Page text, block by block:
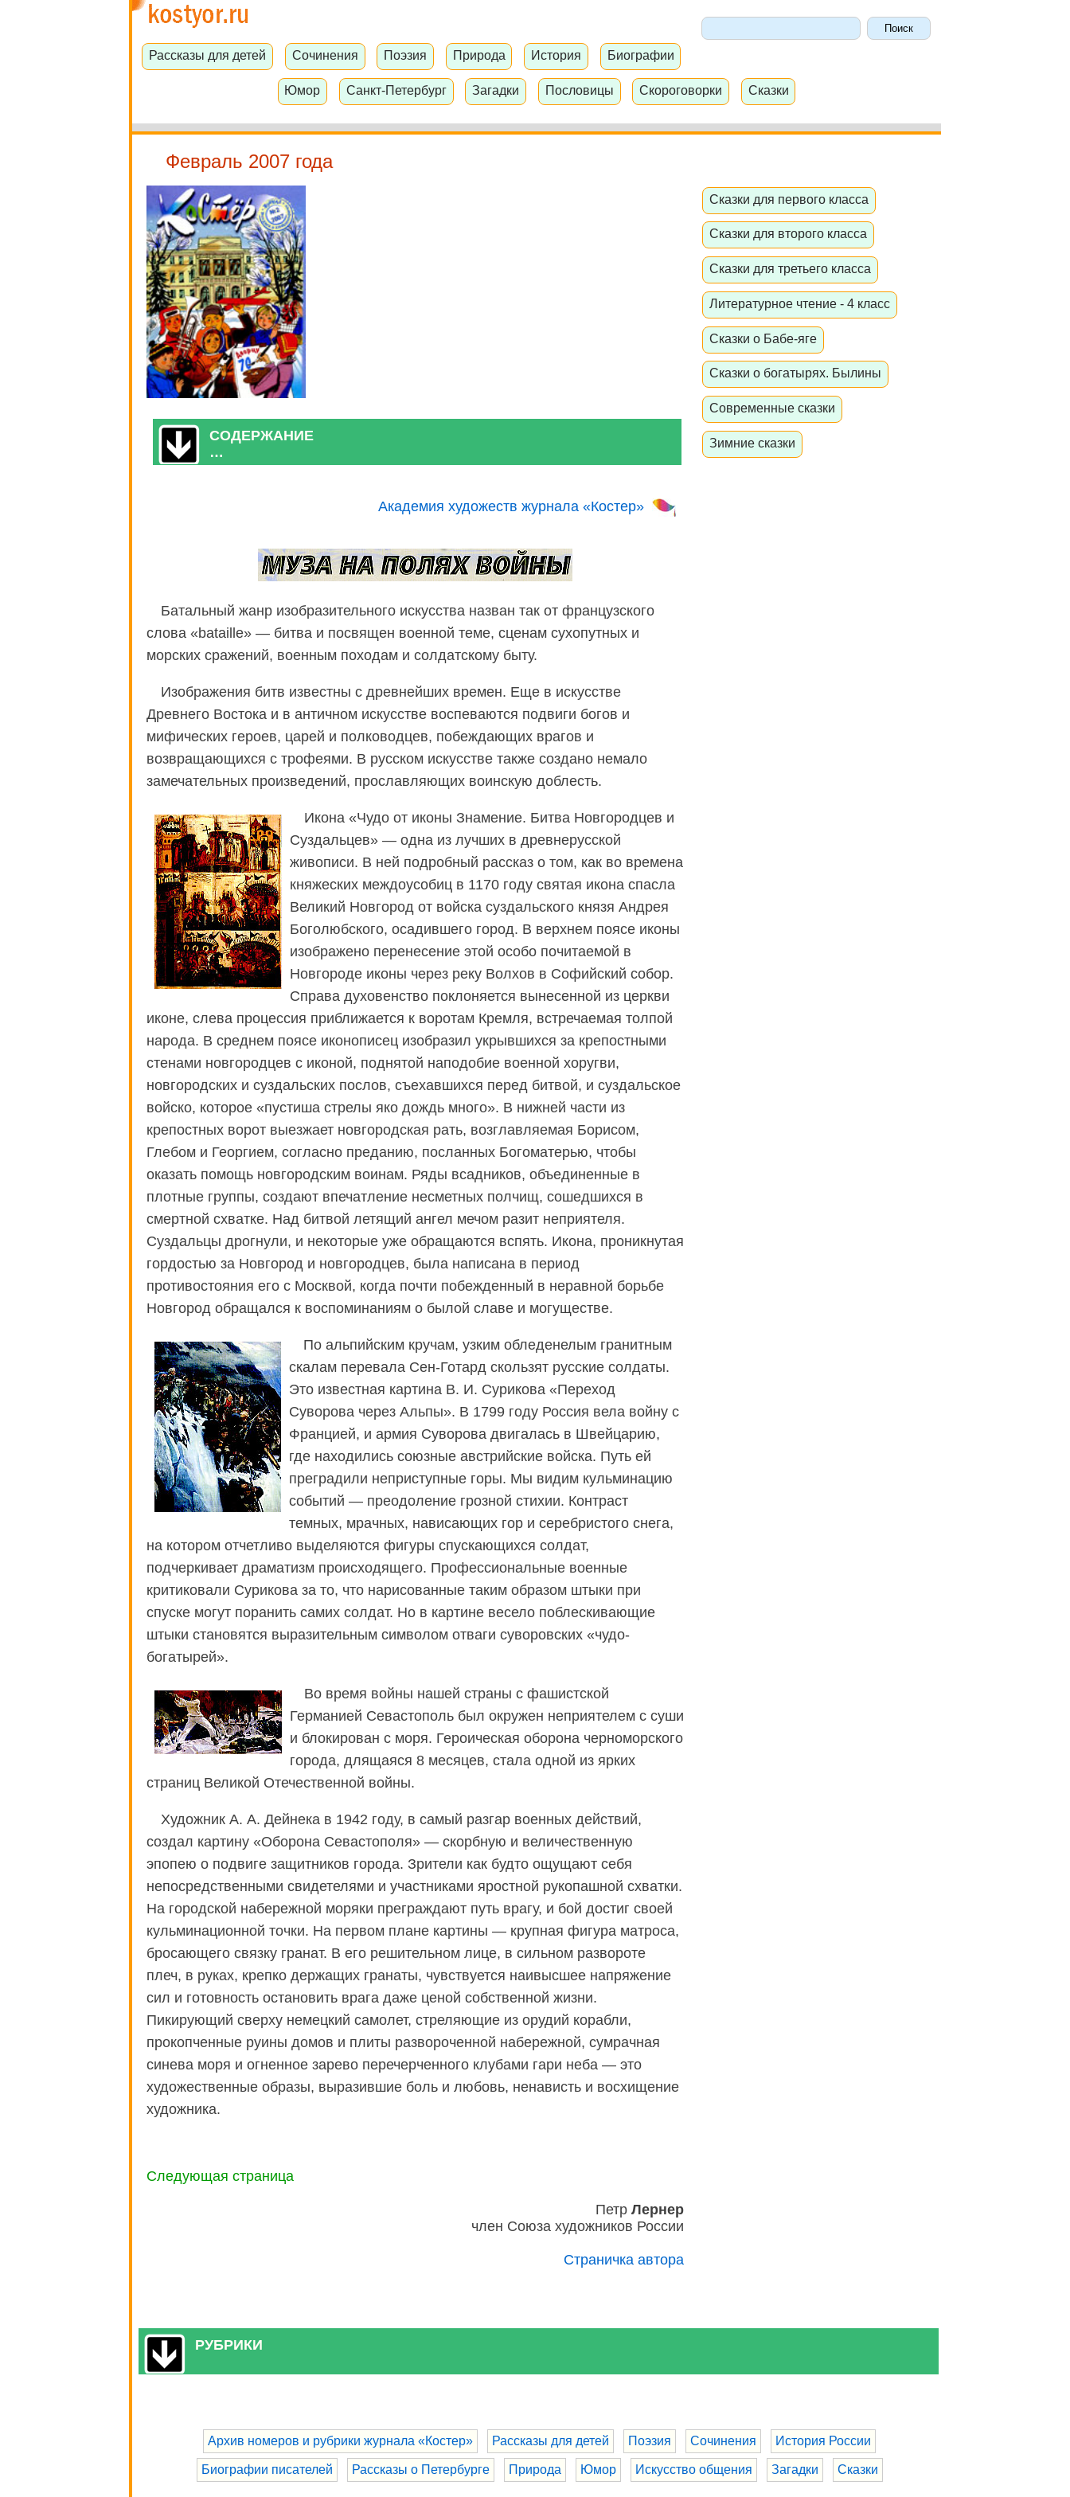
Рассказы для детей Сочинения Поэзия Природа История Биографии
Юмор Санкт-Петербург Загадки Пословицы Скороговорки Сказки
Февраль 2007 года
СОДЕРЖАНИЕ
…
Академия художеств журнала «Костер»
Батальный жанр изобразительного искусства назван так от французского
слова «bataille» — битва и посвящен военной теме, сценам сухопутных и
морских сражений, военным походам и солдатскому быту.
Изображения битв известны с древнейших времен. Еще в искусстве
Древнего Востока и в античном искусстве воспеваются подвиги богов и
мифических героев, царей и полководцев, побеждающих врагов и
возвращающихся с трофеями. В русском искусстве также создано немало
замечательных произведений, прославляющих воинскую доблесть.
Икона «Чудо от иконы Знамение. Битва Новгородцев и
Суздальцев» — одна из лучших в древнерусской
живописи. В ней подробный рассказ о том, как во времена
княжеских междоусобиц в 1170 году святая икона спасла
Великий Новгород от войска суздальского князя Андрея
Боголюбского, осадившего город. В верхнем поясе иконы
изображено перенесение этой особо почитаемой в
Новгороде иконы через реку Волхов в Софийский собор.
Справа духовенство поклоняется вынесенной из церкви
иконе, слева процессия приближается к воротам Кремля, встречаемая толпой
народа. В среднем поясе иконописец изобразил укрывшихся за крепостными
стенами новгородцев с иконой, поднятой наподобие военной хоругви,
новгородских и суздальских послов, съехавшихся перед битвой, и суздальское
войско, которое «пустиша стрелы яко дождь много». В нижней части из
крепостных ворот выезжает новгородская рать, возглавляемая Борисом,
Глебом и Георгием, согласно преданию, посланных Богоматерью, чтобы
оказать помощь новгородским воинам. Ряды всадников, объединенные в
плотные группы, создают впечатление несметных полчищ, сошедшихся в
смертной схватке. Над битвой летящий ангел мечом разит неприятеля.
Суздальцы дрогнули, и некоторые уже обращаются вспять. Икона, проникнутая
гордостью за Новгород и новгородцев, была написана в период
противостояния его с Москвой, когда почти побежденный в неравной борьбе
Новгород обращался к воспоминаниям о былой славе и могуществе.
По альпийским кручам, узким обледенелым гранитным
скалам перевала Сен-Готард скользят русские солдаты.
Это известная картина В. И. Сурикова «Переход
Суворова через Альпы». В 1799 году Россия вела войну с
Францией, и армия Суворова двигалась в Швейцарию,
где находились союзные австрийские войска. Путь ей
преградили неприступные горы. Мы видим кульминацию
событий — преодоление грозной стихии. Контраст
темных, мрачных, нависающих гор и серебристого снега,
на котором отчетливо выделяются фигуры спускающихся солдат,
подчеркивает драматизм происходящего. Профессиональные военные
критиковали Сурикова за то, что нарисованные таким образом штыки при
спуске могут поранить самих солдат. Но в картине весело поблескивающие
штыки становятся выразительным символом отваги суворовских «чудо-
богатырей».
Во время войны нашей страны с фашистской
Германией Севастополь был окружен неприятелем с суши
и блокирован с моря. Героическая оборона черноморского
города, длящаяся 8 месяцев, стала одной из ярких
страниц Великой Отечественной войны.
Художник А. А. Дейнека в 1942 году, в самый разгар военных действий,
создал картину «Оборона Севастополя» — скорбную и величественную
эпопею о подвиге защитников города. Зрители как будто ощущают себя
непосредственными свидетелями и участниками яростной рукопашной схватки.
На городской набережной моряки преграждают путь врагу, и бой достиг своей
кульминационной точки. На первом плане картины — крупная фигура матроса,
бросающего связку гранат. В его решительном лице, в сильном развороте
плеч, в руках, крепко держащих гранаты, чувствуется наивысшее напряжение
сил и готовность остановить врага даже ценой собственной жизни.
Пикирующий сверху немецкий самолет, стреляющие из орудий корабли,
прокопченные руины домов и плиты развороченной набережной, сумрачная
синева моря и огненное зарево перечерченного клубами гари неба — это
художественные образы, выразившие боль и любовь, ненависть и восхищение
художника.
Следующая страница
ПетрЛернер
член Союза художников России
Страничка автора
Сказки для первого класса
Сказки для второго класса
Сказки для третьего класса
Литературное чтение - 4 класс
Сказки о Бабе-яге
Сказки о богатырях. Былины
Современные сказки
Зимние сказки
РУБРИКИ
Архив номеров и рубрики журнала «Костер» Рассказы для детей Поэзия Сочинения История России
Биографии писателей Рассказы о Петербурге Природа Юмор Искусство общения Загадки Сказки